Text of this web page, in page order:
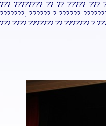
???????? ?? ?? ????? ???
?????? ? ??????
???? ??????? ?? ??????? ?